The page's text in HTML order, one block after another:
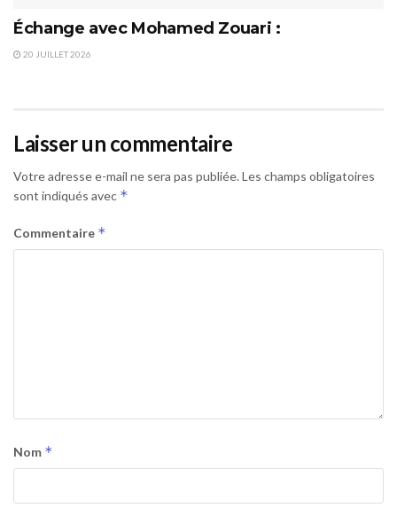
Échange avec Mohamed Zouari :
20 JUILLET 2026
Laisser un commentaire
Votre adresse e-mail ne sera pas publiée. Les champs obligatoires
sont indiqués avec *
Commentaire *
Nom *